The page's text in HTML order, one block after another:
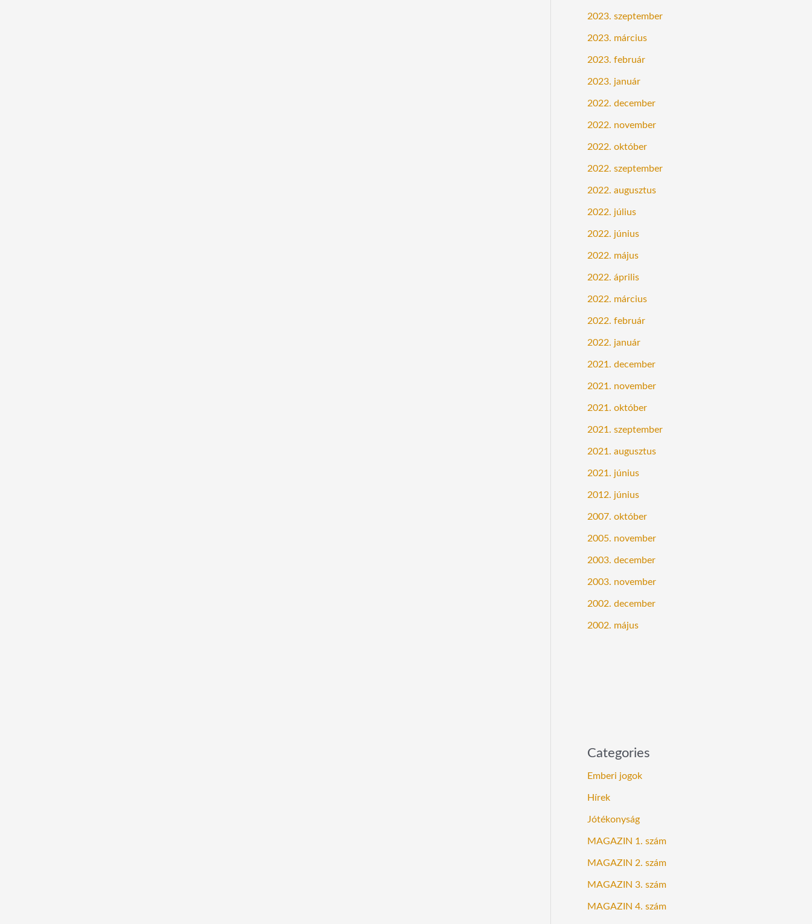
2023. szeptember
2023. március
2023. február
2023. január
2022. december
2022. november
2022. október
2022. szeptember
2022. augusztus
2022. július
2022. június
2022. május
2022. április
2022. március
2022. február
2022. január
2021. december
2021. november
2021. október
2021. szeptember
2021. augusztus
2021. június
2012. június
2007. október
2005. november
2003. december
2003. november
2002. december
2002. május
Categories
Emberi jogok
Hírek
Jótékonyság
MAGAZIN 1. szám
MAGAZIN 2. szám
MAGAZIN 3. szám
MAGAZIN 4. szám